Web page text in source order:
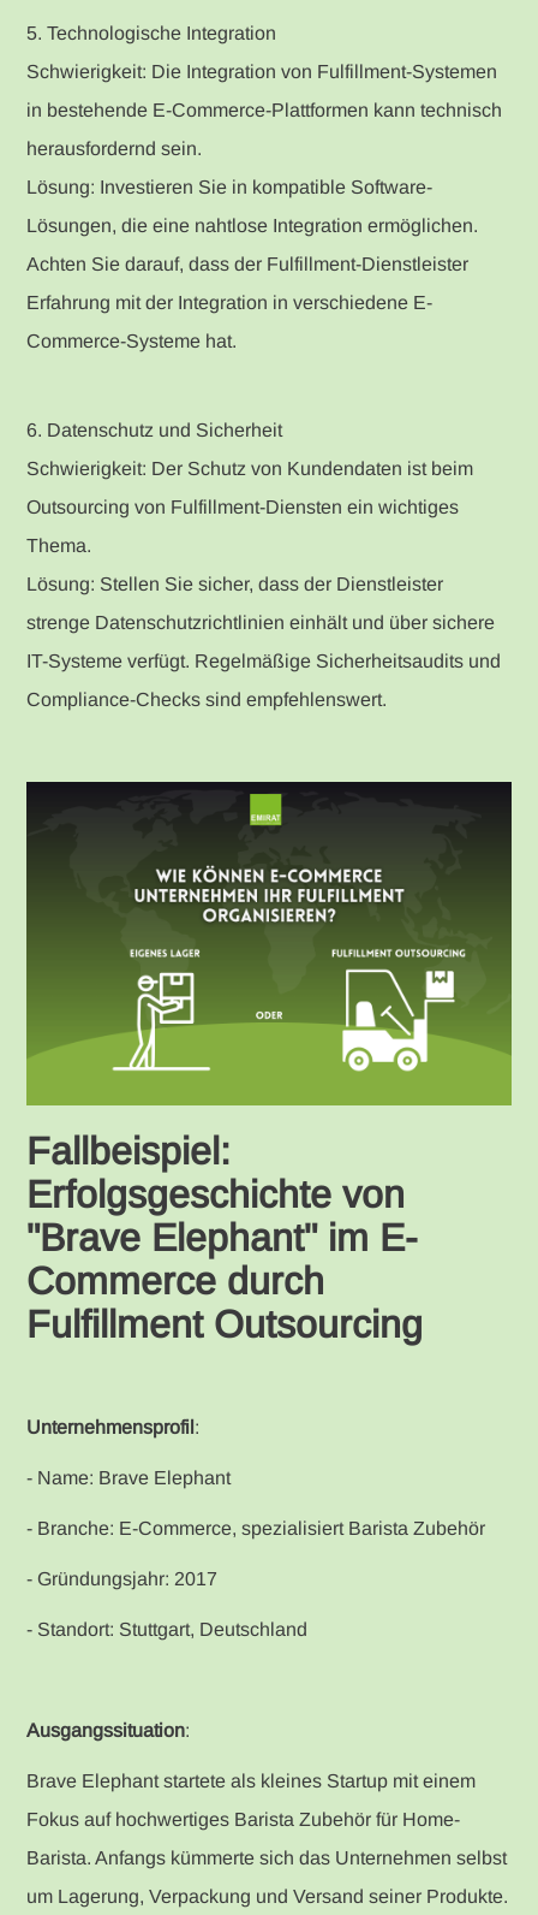
5. Technologische Integration
Schwierigkeit: Die Integration von Fulfillment-Systemen
in bestehende E-Commerce-Plattformen kann technisch
herausfordernd sein.
Lösung: Investieren Sie in kompatible Software-
Lösungen, die eine nahtlose Integration ermöglichen.
Achten Sie darauf, dass der Fulfillment-Dienstleister
Erfahrung mit der Integration in verschiedene E-
Commerce-Systeme hat.
6. Datenschutz und Sicherheit
Schwierigkeit: Der Schutz von Kundendaten ist beim
Outsourcing von Fulfillment-Diensten ein wichtiges
Thema.
Lösung: Stellen Sie sicher, dass der Dienstleister
strenge Datenschutzrichtlinien einhält und über sichere
IT-Systeme verfügt. Regelmäßige Sicherheitsaudits und
Compliance-Checks sind empfehlenswert.
Fallbeispiel:
Erfolgsgeschichte von
"Brave Elephant" im E-
Commerce durch
Fulfillment Outsourcing
Unternehmensprofil :
- Name: Brave Elephant
- Branche: E-Commerce, spezialisiert Barista Zubehör
- Gründungsjahr: 2017
- Standort: Stuttgart, Deutschland
Ausgangssituation:
Brave Elephant startete als kleines Startup mit einem
Fokus auf hochwertiges Barista Zubehör für Home-
Barista. Anfangs kümmerte sich das Unternehmen selbst
um Lagerung, Verpackung und Versand seiner Produkte.